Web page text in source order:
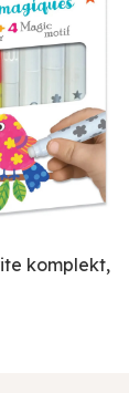
komplekt,